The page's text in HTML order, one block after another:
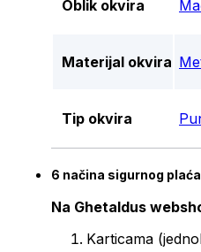
Oblik okvira
Materijal okvira
Tip okvira
6 načina sigurnog
Na Ghetaldus
Karticama